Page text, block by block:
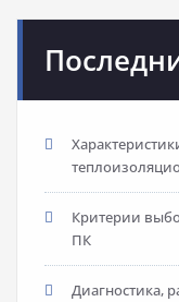
Критерии
ПК
Диагностика,